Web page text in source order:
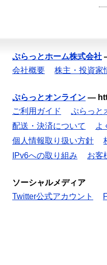
ぷらっとホーム株式会社
会社概要
株主・投資家
ぷらっとオンライン —
ご利用ガイド
ぷらっと
配送・決済について
よ
個人情報取り扱い方針
IPv6への取り組み
お客
ソーシャルメディア
Twitter公式アカウント